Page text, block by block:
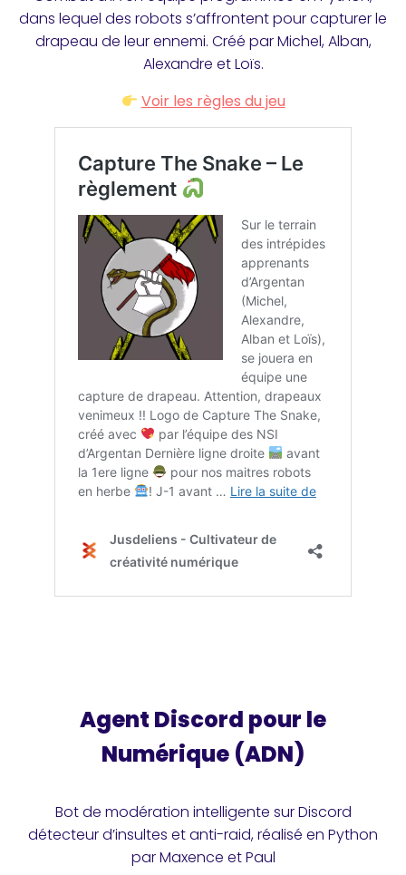
dans lequel des robots s’affrontent pour capturer le
drapeau de leur ennemi. Créé par Michel, Alban,
Alexandre et Loïs.
Voir les règles du jeu
Agent Discord pour le
Numérique (ADN)
Bot de modération intelligente sur Discord
détecteur d’insultes et anti-raid, réalisé en Python
par Maxence et Paul